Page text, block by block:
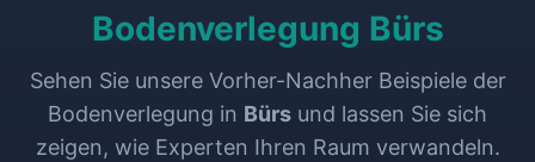
Bodenverlegung Bürs
Sehen Sie unsere Vorher-Nachher Beispiele der
Bodenverlegung in Bürs und lassen Sie sich
zeigen, wie Experten Ihren Raum verwandeln.